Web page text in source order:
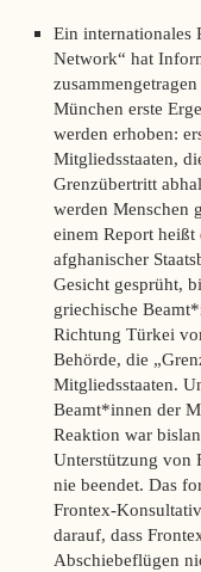
Ein internationales
Network“ hat
München erste
werden erhoben:
Mitgliedsstaaten,
Grenzübertritt
werden Menschen
einem Report
afghanischer
Gesicht gesprüht,
griechische
Richtung Türkei
Behörde, die
Mitgliedsstaaten.
Beamt*innen der
Reaktion war
Unterstützung von
nie beendet. Das
Frontex-
darauf, dass
Abschiebeflügen